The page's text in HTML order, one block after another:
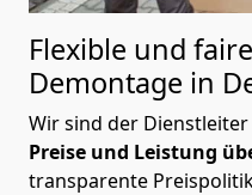
Flexible und
Demontage in
Wir sind der
Preise und Leistung
transparente